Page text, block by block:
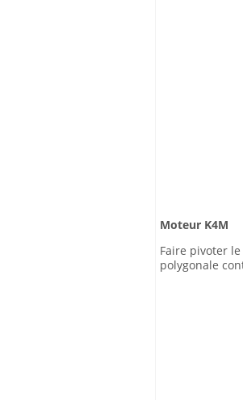
Moteur K4M
Faire pivoter
polygonale